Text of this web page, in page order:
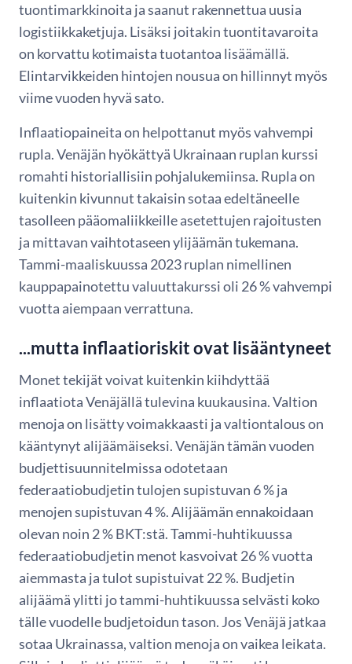
tuontimarkkinoita ja saanut rakennettua uusia
logistiikkaketjuja. Lisäksi joitakin tuontitavaroita
on korvattu kotimaista tuotantoa lisäämällä.
Elintarvikkeiden hintojen nousua on hillinnyt myös
viime vuoden hyvä sato.
Inflaatiopaineita on helpottanut myös vahvempi
rupla. Venäjän hyökättyä Ukrainaan ruplan kurssi
romahti historiallisiin pohjalukemiinsa. Rupla on
kuitenkin kivunnut takaisin sotaa edeltäneelle
tasolleen pääomaliikkeille asetettujen rajoitusten
ja mittavan vaihtotaseen ylijäämän tukemana.
Tammi-maaliskuussa 2023 ruplan nimellinen
kauppapainotettu valuuttakurssi oli 26 % vahvempi
vuotta aiempaan verrattuna.
...mutta inflaatioriskit ovat lisääntyneet
Monet tekijät voivat kuitenkin kiihdyttää
inflaatiota Venäjällä tulevina kuukausina. Valtion
menoja on lisätty voimakkaasti ja valtiontalous on
kääntynyt alijäämäiseksi. Venäjän tämän vuoden
budjettisuunnitelmissa odotetaan
federaatiobudjetin tulojen supistuvan 6 % ja
menojen supistuvan 4 %. Alijäämän ennakoidaan
olevan noin 2 % BKT:stä. Tammi-huhtikuussa
federaatiobudjetin menot kasvoivat 26 % vuotta
aiemmasta ja tulot supistuivat 22 %. Budjetin
alijäämä ylitti jo tammi-huhtikuussa selvästi koko
tälle vuodelle budjetoidun tason. Jos Venäjä jatkaa
sotaa Ukrainassa, valtion menoja on vaikea leikata.